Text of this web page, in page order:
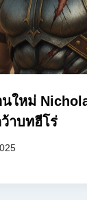
นใหม่
าบทฮีโร่